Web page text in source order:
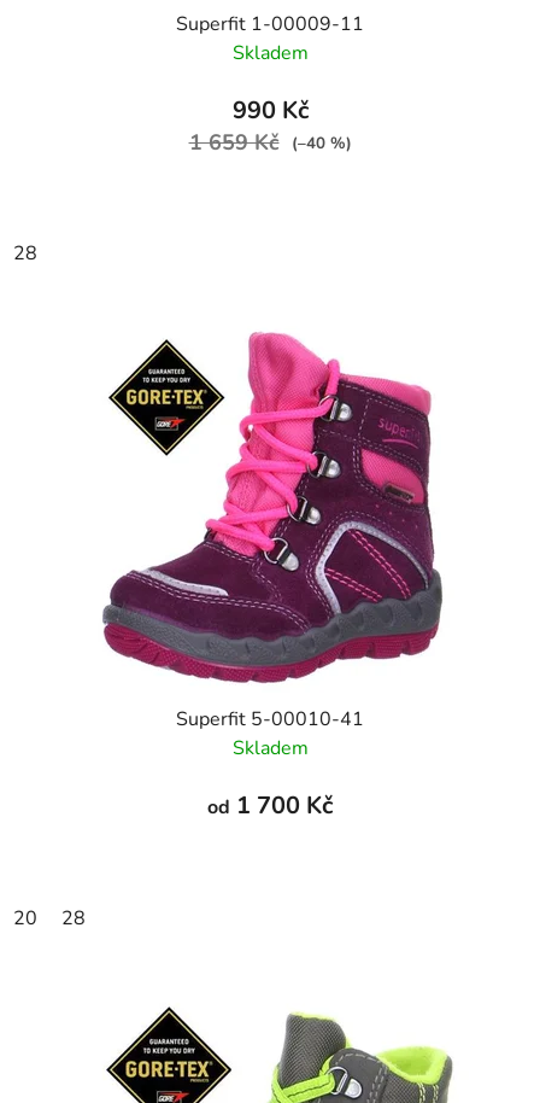
Superfit 1-00009-11
Skladem
990 Kč
1 659 Kč (–40 %)
28
Superfit 5-00010-41
Skladem
od 1 700 Kč
20 28